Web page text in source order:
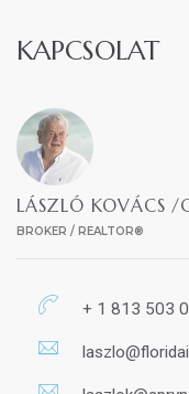
KAPCSOLAT
LÁSZLÓ KOVÁCS /
BROKER / REALTOR®
+ 1 813 503